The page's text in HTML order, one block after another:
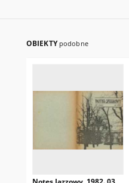
OBIEKTY podobne